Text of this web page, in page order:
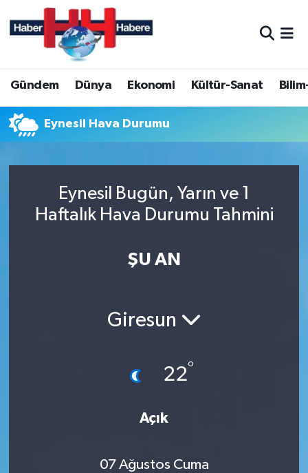
Gündem Dünya Ekonomi Kültür-Sanat
Eynesil Hava Durumu
Eynesil Bugün, Yarın ve 1
Haftalık Hava Durumu Tahmini
ŞU AN
Giresun
22°
Açık
07 Ağustos Cuma
Hava Durumu
Trafik Durumu
Süper Lig Puan Durumu ve Fikstür
Son Dakika Haberleri